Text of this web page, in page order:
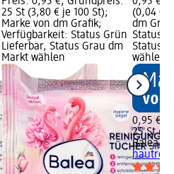
25 St (3,80 € je 100 St);
Marke von dm Grafik;
Verfügbarkeit: Status Grün
Lieferbar, Status Grau dm
Markt wählen
(0,04 €
dm
Status
Status
wählen
0,95 €
25 St
Balea
hautrein